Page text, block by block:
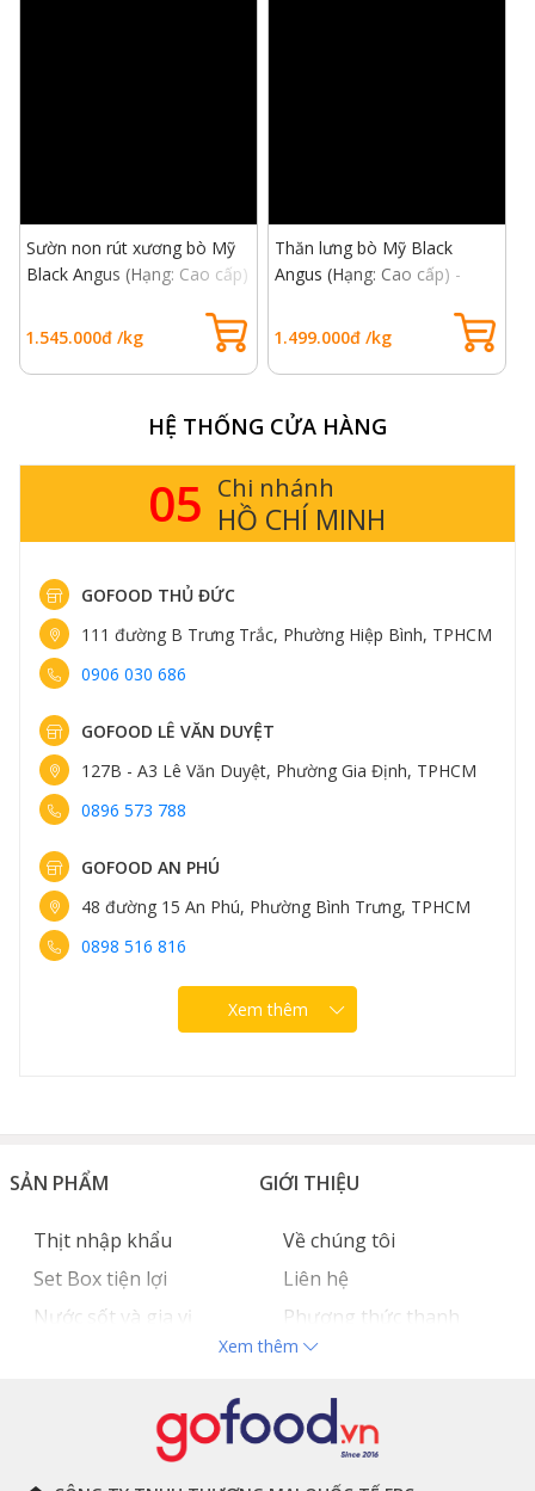
Sườn non rút xương bò Mỹ
Black Angus (Hạng: Cao cấp)
Boneless
1.545.000đ /kg
Thăn lưng bò Mỹ Black
Angus (Hạng: Cao cấp) -
1.499.000đ /kg
HỆ THỐNG CỬA HÀNG
05 Chi nhánh
HỒ CHÍ MINH
GOFOOD THỦ ĐỨC
111 đường B Trưng Trắc, Phường Hiệp Bình, TPHCM
0906 030 686
GOFOOD LÊ VĂN DUYỆT
127B - A3 Lê Văn Duyệt, Phường Gia Định, TPHCM
0896 573 788
GOFOOD AN PHÚ
48 đường 15 An Phú, Phường Bình Trưng, TPHCM
0898 516 816
Xem thêm
SẢN PHẨM
Thịt nhập khẩu
Set Box tiện lợi
Nước sốt và gia vị
GIỚI THIỆU
Về chúng tôi
Liên hệ
Phương thức thanh
toán
Tuyển dụng
THÔNG TIN THEO DÕI NGAY
Xem thêm